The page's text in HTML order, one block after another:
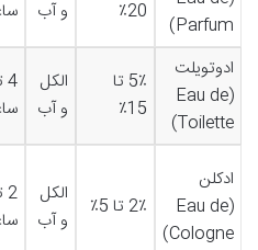
Parfum)
20٪
و آب
ادوتویلت
(Eau de
Toilette)
5٪ تا
15٪
الکل
و آب
ادکلن
(Eau de
Cologne)
2٪ تا 5٪
الکل
و آب